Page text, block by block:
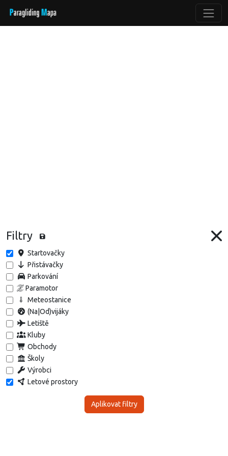
Filtry
Startovačky
Přistávačky
Parkování
Paramotor
Meteostanice
(Na|Od)vijáky
Letiště
Kluby
Obchody
Školy
Výrobci
Letové prostory
Aplikovat filtry